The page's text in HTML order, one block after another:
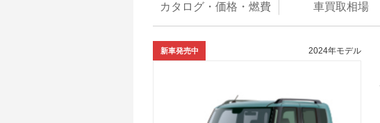
カタログ・価格・燃費 車買取相場
新車発売中 2024年モデル